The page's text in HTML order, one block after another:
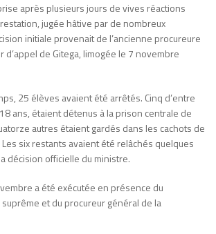
après plusieurs jours de vives réactions
jugée hâtive par de nombreux
initiale provenait de l’ancienne procureure
d’appel de Gitega, limogée le 7 novembre
25 élèves avaient été arrêtés. Cinq d’entre
ans, étaient détenus à la prison centrale de
autres étaient gardés dans les cachots de
six restants avaient été relâchés quelques
décision officielle du ministre.
a été exécutée en présence du
et du procureur général de la